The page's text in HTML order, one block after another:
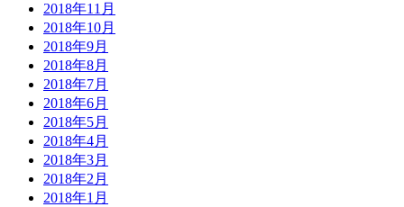
2018年11月
2018年10月
2018年9月
2018年8月
2018年7月
2018年6月
2018年5月
2018年4月
2018年3月
2018年2月
2018年1月